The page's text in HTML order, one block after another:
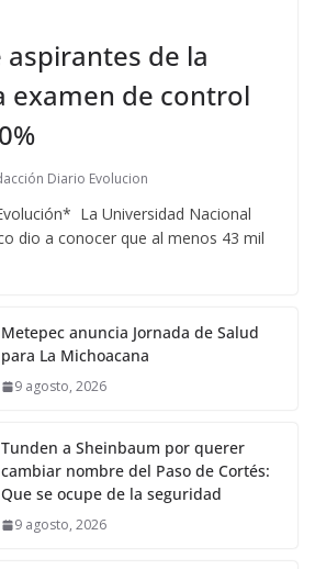
aspirantes de la
examen de control
Diario Evolucion
La Universidad Nacional
dio a conocer que al menos 43 mil
Metepec anuncia Jornada de Salud
para La Michoacana
9 agosto, 2026
Tunden a Sheinbaum por querer
cambiar nombre del Paso de Cortés:
Que se ocupe de la seguridad
9 agosto, 2026